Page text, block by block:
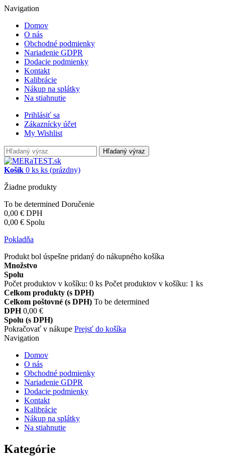
Navigation
Domov
O nás
Obchodné podmienky
Nariadenie GDPR
Dodacie podmienky
Kontakt
Kalibrácie
Nákup na splátky
Na stiahnutie
Prihlásiť sa
Zákaznícky účet
My Wishlist
Hľadaný výraz
Košík 0 ks ks (prázdny)
Žiadne produkty
To be determined Doručenie
0,00 € DPH
0,00 € Spolu
Pokladňa
Produkt bol úspešne pridaný do nákupného košíka
Množstvo
Spolu
Počet produktov v košíku: 0 ks Počet produktov v košíku: 1 ks
Celkom produkty (s DPH)
Celkom poštovné (s DPH) To be determined
DPH 0,00 €
Spolu (s DPH)
Pokračovať v nákupe Prejsť do košíka
Navigation
Domov
O nás
Obchodné podmienky
Nariadenie GDPR
Dodacie podmienky
Kontakt
Kalibrácie
Nákup na splátky
Na stiahnutie
Kategórie